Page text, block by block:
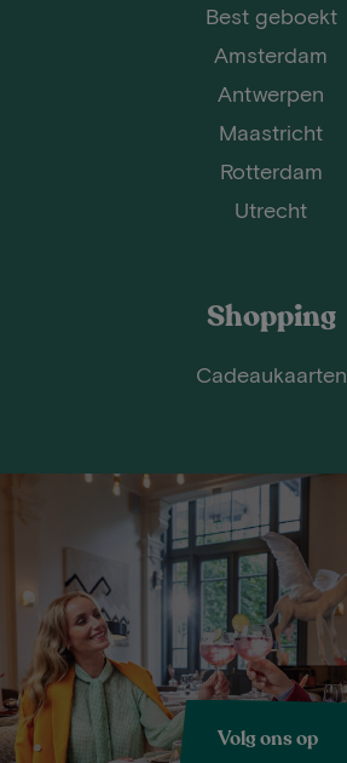
Best geboekt
Amsterdam
Antwerpen
Maastricht
Rotterdam
Utrecht
Shopping
Cadeaukaarten
Volg ons op